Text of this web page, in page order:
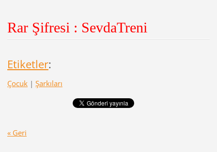
Rar Şifresi : SevdaTreni
Etiketler:
Çocuk | Şarkıları
« Geri